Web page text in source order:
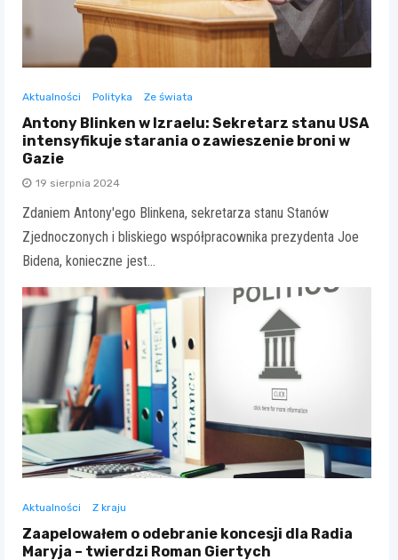
Aktualności Polityka Ze świata
Antony Blinken w Izraelu: Sekretarz stanu USA
intensyfikuje starania o zawieszenie broni w
Gazie
19 sierpnia 2024
Zdaniem Antony'ego Blinkena, sekretarza stanu Stanów
Zjednoczonych i bliskiego współpracownika prezydenta Joe
Bidena, konieczne jest…
Aktualności Z kraju
Zaapelowałem o odebranie koncesji dla Radia
Maryja – twierdzi Roman Giertych